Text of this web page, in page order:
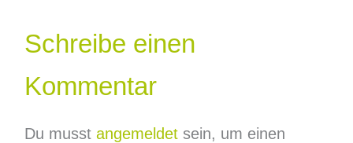
Schreibe einen
Kommentar
Du musst angemeldetsein, um einen